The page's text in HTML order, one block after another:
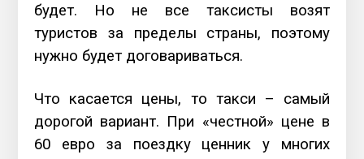
будет. Но не все таксисты возят
туристов за пределы страны, поэтому
нужно будет договариваться.
Что касается цены, то такси – самый
дорогой вариант. При «честной» цене в
60 евро за поездку ценник у многих